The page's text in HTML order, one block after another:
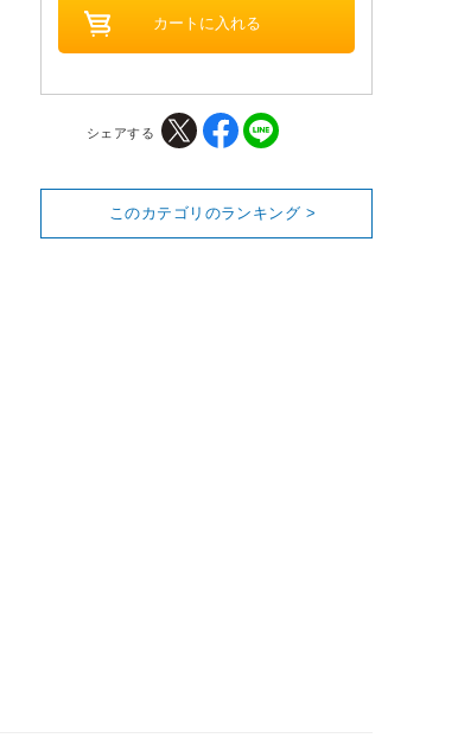
シェアする
このカテゴリのランキング >